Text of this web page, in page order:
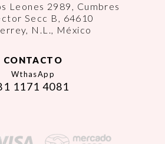
Leones 2989, Cumbres
Secc B, 64610
N.L., México
CONTACTO
WthasApp
1171 4081